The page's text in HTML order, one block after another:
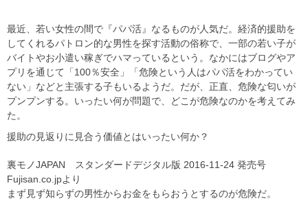
最近、若い女性の間で『パパ活』なるものが人気だ。経済的援助を
してくれるパトロン的な男性を探す活動の俗称で、一部の若い子が
バイトやお小遣い稼ぎでハマっているという。なかにはブログやア
プリを通じて「100％安全」「危険という人はパパ活をわかってい
ない」などと主張する子もいるようだ。だが、正直、危険な匂いが
プンプンする。いったい何が問題で、どこが危険なのかを考えてみ
た。
援助の見返りに見合う価値とはいったい何か？
裏モノJAPAN スタンダードデジタル版 2016-11-24 発売号
Fujisan.co.jpより
まず見ず知らずの男性からお金をもらおうとするのが危険だ。